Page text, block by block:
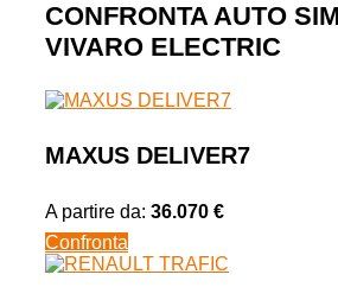
CONFRONTA AUTO
VIVARO ELECTRIC
MAXUS DELIVER7
A partire da: 36.070 €
Confronta